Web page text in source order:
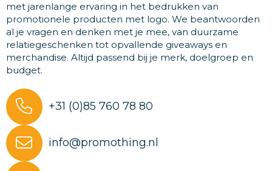
met jarenlange ervaring in het bedrukken van
promotionele producten met logo. We beantwoorden
al je vragen en denken met je mee, van duurzame
relatiegeschenken tot opvallende giveaways en
merchandise. Altijd passend bij je merk, doelgroep en
budget.
+31 (0)85 760 78 80
info@promothing.nl